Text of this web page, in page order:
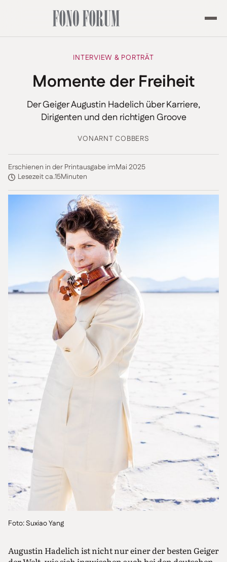
INTERVIEW & PORTRÄT
Momente der Freiheit
Der Geiger Augustin Hadelich über Karriere,
Dirigenten und den richtigen Groove
VONARNT COBBERS
Erschienen in der Printausgabe imMai 2025
Lesezeit ca.15Minuten
Foto: Suxiao Yang
Augustin Hadelich ist nicht nur einer der besten Geiger